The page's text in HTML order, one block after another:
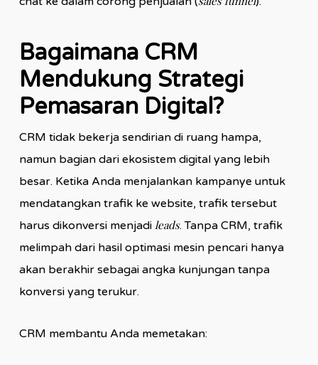
Bagaimana CRM
Mendukung Strategi
Pemasaran Digital?
CRM tidak bekerja sendirian di ruang hampa,
namun bagian dari ekosistem digital yang lebih
besar. Ketika Anda menjalankan kampanye untuk
mendatangkan trafik ke website, trafik tersebut
harus dikonversi menjadi leads. Tanpa CRM, trafik
melimpah dari hasil optimasi mesin pencari hanya
akan berakhir sebagai angka kunjungan tanpa
konversi yang terukur.
CRM membantu Anda memetakan: